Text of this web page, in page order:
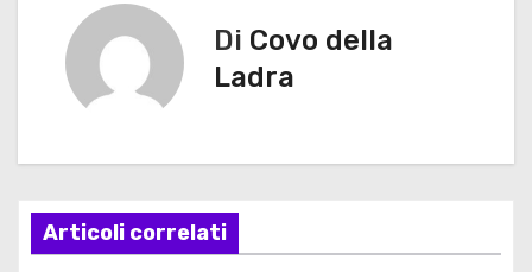
a
z
Di Covo della
Ladra
Articoli correlati